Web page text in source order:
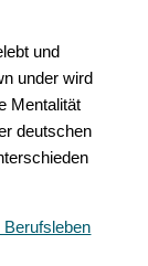
und
under wird
Mentalität
deutschen